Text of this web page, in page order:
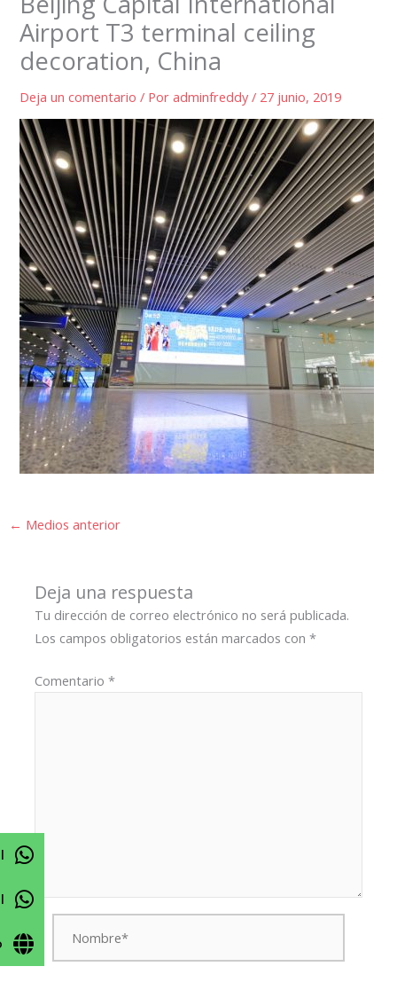
Airport T3 terminal ceiling
decoration, China
Deja un comentario / Poradminfreddy/ 27 junio, 2019
← Medios anterior
Deja una respuesta
Tu dirección de correo electrónico no será publicada.
Los campos obligatorios están marcados con*
Comentario*
Nombre*